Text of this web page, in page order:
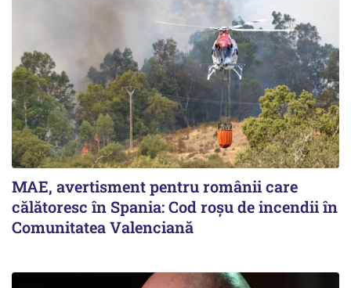
MAE, avertisment pentru românii care
călătoresc în Spania: Cod roșu de incendii în
Comunitatea Valenciană